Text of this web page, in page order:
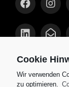
Cookie
Wir verwenden
zu optimieren.